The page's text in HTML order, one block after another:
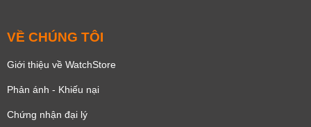
VỀ CHÚNG TÔI
Giới thiệu về WatchStore
Phản ánh - Khiếu nại
Chứng nhận đại lý